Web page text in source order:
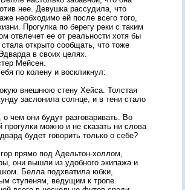
нее. Девушка рассудила, что
необходимо ей после всего того,
Прогулка по берегу реки с таким
отвлечет ее от реальности хотя бы
открыто сообщать, что тоже
в своих целях.
Мейсен.
по колену и воскликнул:
внешнюю стену Хейса. Толстая
заслонила солнце, и в тени стало
чем они будут разговаривать. Во
прогулки можно и не сказать ни слова
будет говорить только о себе?
прямо под Адельтон-холлом,
они вышли из удобного экипажа и
Белла подхватила юбки,
ступеням, ведущим к тропе.